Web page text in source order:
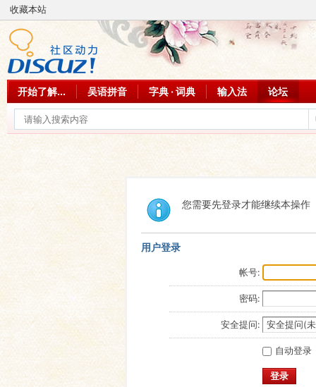
收藏本站
开始了解... 吴语拼音 字典 · 词典 输入法 论坛
您需要先登录才能继续本操作
用户登录
帐号:
密码:
安全提问:
自动登录
登录